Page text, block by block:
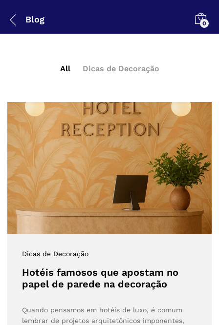
Blog 0
All Dicas de Decoração
Dicas de Decoração
Hotéis famosos que apostam no
papel de parede na decoração
Quando pensamos em hotéis de luxo, é comum
lembrar de projetos arquitetônicos imponentes,